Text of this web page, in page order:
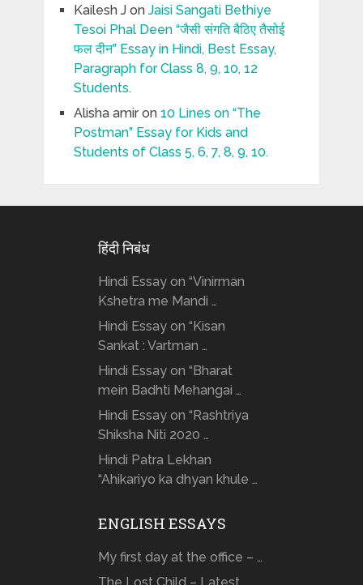
Kailesh Jon Jaisi Sangati Bethiye
Tesoi Phal Deen “जैसी संगति बैठिए तैसोई
फल दीन” Essay in Hindi, Best Essay,
Paragraph for Class 8, 9, 10, 12
Students.
Alisha amiron 10 Lines on “The
Postman” Essay for Kids and
Students of Class 5, 6, 7, 8, 9, 10.
हिंदी निबंध
Hindi Essay on “Vinirman
Kshetra me Mandi …
Hindi Essay on “Kisan
Sankat : Vartman …
Hindi Essay on “Bharat
mein Badhti Mehangai …
Hindi Essay on “Rashtriya
Shiksha Niti 2020 …
Hindi Patra Lekhan
“Ahikariyo ka dhyan khule …
ENGLISH ESSAYS
My first day at the office – …